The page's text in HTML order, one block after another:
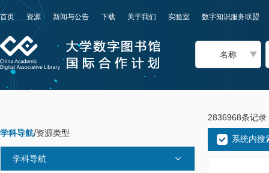
首页 资源 新闻与公告 下载 关于我们 实验室 数字知识服务联盟
名称
学科导航/资源类型
学科导航
2836968条记录
系统内搜